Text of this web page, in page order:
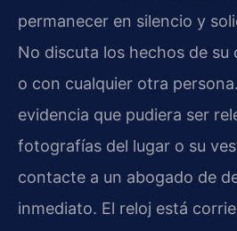
permanecer en silencio y
No discuta los hechos de su
o con cualquier otra
evidencia que pudiera ser
fotografías del lugar o su
contacte a un abogado de
inmediato. El reloj está